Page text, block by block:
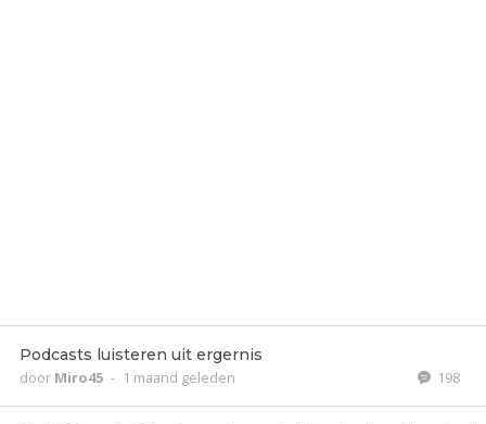
Podcasts luisteren uit ergernis
door Miro45 - 1 maand geleden 198